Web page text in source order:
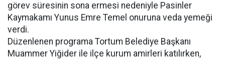
görev süresinin sona ermesi nedeniyle Pasinler
Kaymakamı Yunus Emre Temel onuruna veda yemeği
verdi.
Düzenlenen programa Tortum Belediye Başkanı
Muammer Yiğider ile ilçe kurum amirleri katılırken,